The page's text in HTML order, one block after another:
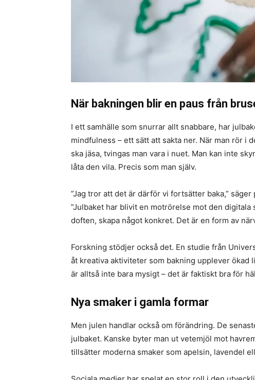
När bakningen blir en paus från
I ett samhälle som snurrar allt snabbare, har
mindfulness – ett sätt att sakta ner. När man rör i
ska jäsa, tvingas man vara i nuet. Man kan inte
låta den vila. Precis som man själv.
”Jag tror att det är därför vi fortsätter baka,”
”Julbaket har blivit en motrörelse mot den digitala
doften, skapa något konkret. Det är en form av
Forskning stödjer också det. En studie från
åt kreativa aktiviteter som bakning upplever
är alltså inte bara mysigt – det är faktiskt bra för
Nya smaker i gamla formar
Men julen handlar också om förändring. De
julbaket. Kanske byter man ut vetemjöl mot
tillsätter moderna smaker som apelsin, lavendel